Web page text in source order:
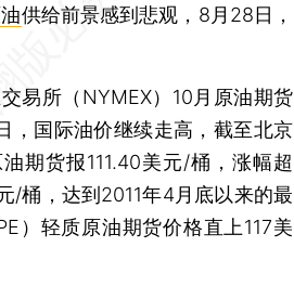
供给前景感到悲观，8月28日，
所（NYMEX）10月原油期货
，国际油价继续走高，截至北京
期货报111.40美元/桶，涨幅超
/桶，达到2011年4月底以来的最
）轻质原油期货价格直上117美